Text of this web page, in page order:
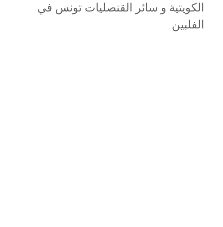
الكويتية و سائر القنصليات تونس في
الفلبين